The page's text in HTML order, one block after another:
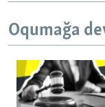
Oqumağa